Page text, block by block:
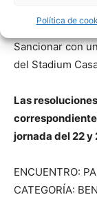
Política de
CATEGORÍA:
Sancionar con
del Stadium
Las
jornada del 22
ENCUENTRO:
CATEGORÍA: